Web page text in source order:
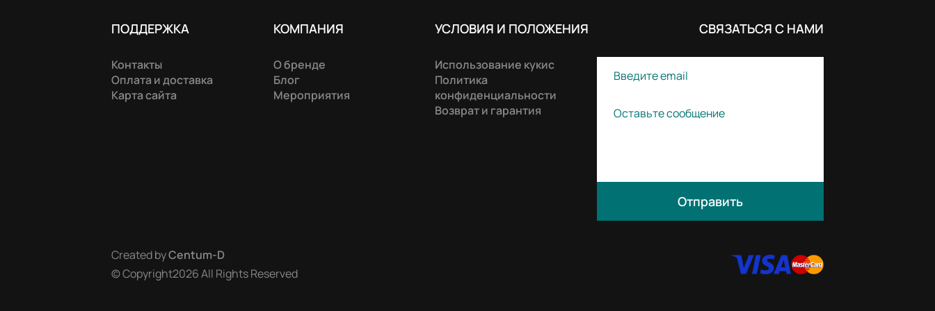
Black Blondie — роскошная линия Medavita, специально разработанная для создания и поддержания идеального ультрахолодного
блонда и нейтрализации фона осветления. Содержит пигмент .11 тона благодаря древесному углю в составе. Ухаживающие
ПОДДЕРЖКА
Контакты
Оплата и доставка
Карта сайта
КОМПАНИЯ
О бренде
Блог
Мероприятия
УСЛОВИЯ И ПОЛОЖЕНИЯ
Использование кукис
Политика
конфиденциальности
Возврат и гарантия
СВЯЗАТЬСЯ С НАМИ
Отправить
Created byCentum-D
© Copyright2026 All Rights Reserved